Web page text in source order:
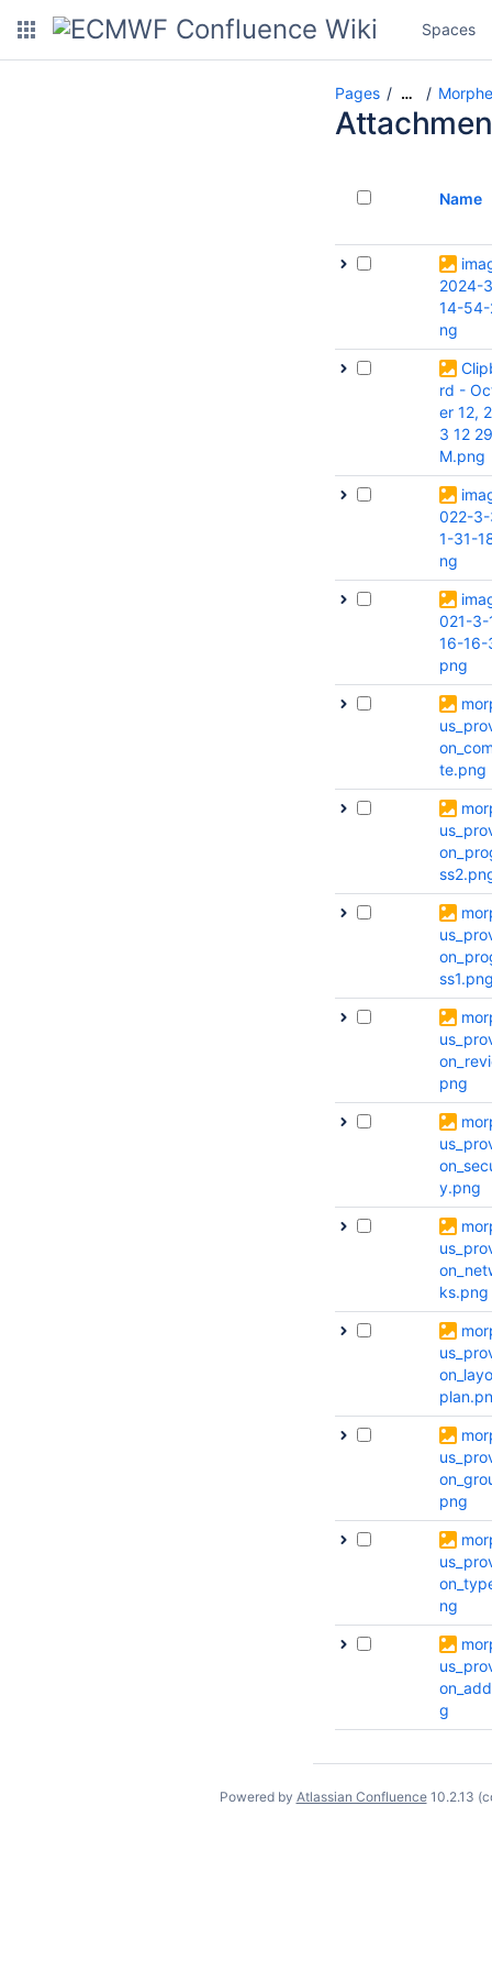
Spaces
Pages …
Name
2024-
14-
ng
rd -
er 12,
3 12
M.png
022-3-
1-31-
ng
021-3-
16-16-
png
te.png
png
y.png
ks.png
png
ng
g
Powered by Atlassian Confluence 10.2.13